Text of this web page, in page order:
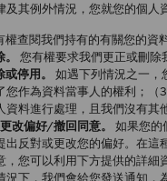
及其例外情況，您就您的個人
權查閱我們持有的有關您的資
您有權要求我們更正或刪除
停用。
如遇下列情況之一，
您作為資料當事人的權利；
資料進行處理，且我們沒有其
改偏好/撤回同意。
如果您的
出反對或更改您的偏好。在
，您可以利用下方提供的詳